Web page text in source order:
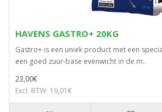
HAVENS GASTRO+ 20KG
Gastro+ is een uniek product met een
een goed zuur-base evenwicht in de m..
23,00€
Excl. BTW: 19,01€